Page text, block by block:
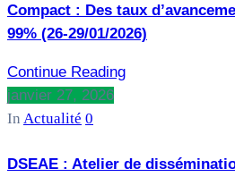
Compact : Des taux
99% (26-29/01/2026)
Continue Reading
janvier 27, 2026
In Actualité 0
DSEAE : Atelier de